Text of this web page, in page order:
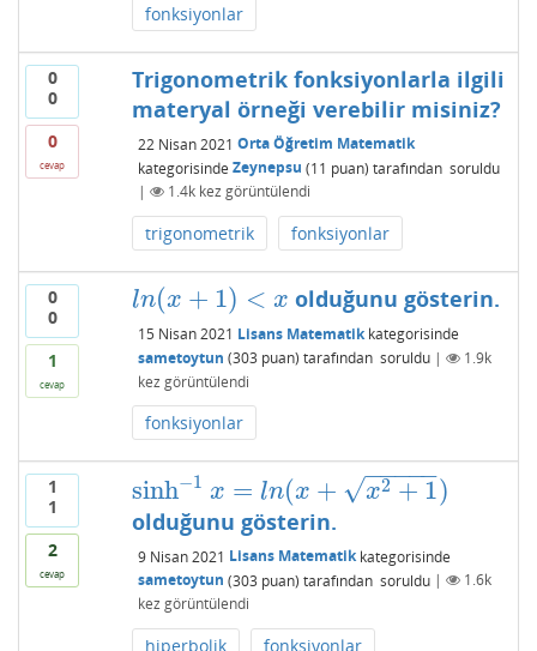
fonksiyonlar
0
0
0
cevap
Trigonometrik fonksiyonlarla ilgili
materyal örneği verebilir misiniz?
22 Nisan 2021 Orta Öğretim Matematik
kategorisinde Zeynepsu (11 puan) tarafından soruldu
|
1.4kkez görüntülendi
trigonometrik fonksiyonlar
0
0
1
cevap
ln(x + 1) < x
ln(x+1)< x olduğunu gösterin.
15 Nisan 2021 Lisans Matematikkategorisinde
sametoytun (303 puan) tarafından soruldu |
1.9k
kez görüntülendi
fonksiyonlar
1
1
2
cevap
sinh−1 x = ln(x + x2 + 1
− −
−−−
√ )
sinh−1x =l n(x +x2+1 )
olduğunu gösterin.
9 Nisan 2021 Lisans Matematikkategorisinde
sametoytun (303 puan) tarafından soruldu |
1.6k
kez görüntülendi
hiperbolik fonksiyonlar